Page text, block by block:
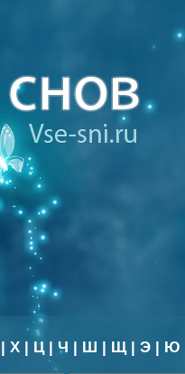
| Х | Ц| Ч | Ш | Щ| Э | Ю